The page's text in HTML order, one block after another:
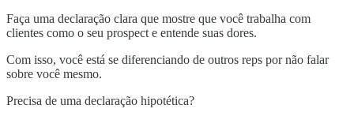
Faça uma declaração clara que mostre que você trabalha com
clientes como o seu prospect e entende suas dores.
Com isso, você está se diferenciando de outros reps por não falar
sobre você mesmo.
Precisa de uma declaração hipotética?